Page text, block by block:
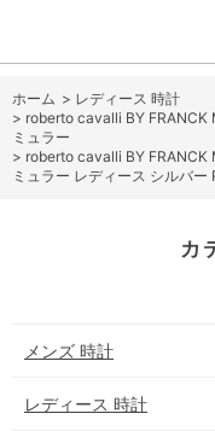
ホーム > レディース 時計
> roberto cavalli BY FRANCK
ミュラー
> roberto cavalli BY FRANCK
ミュラー レディース シルバー
カ
メンズ 時計
レディース 時計